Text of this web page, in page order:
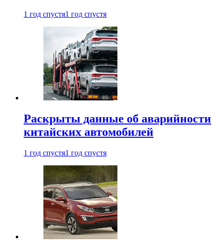
1 год спустя1 год спустя
Раскрыты данные об аварийности
китайских автомобилей
1 год спустя1 год спустя